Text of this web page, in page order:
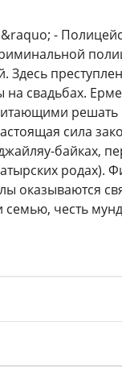
-
Здесь
свадьбах.
решать
сила
байках,
родах).
оказываются
честь